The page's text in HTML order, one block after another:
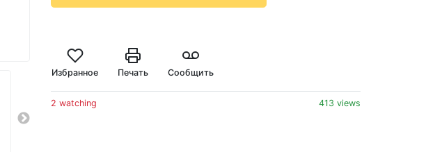
Избранное Печать Сообщить
2 watching 413 views